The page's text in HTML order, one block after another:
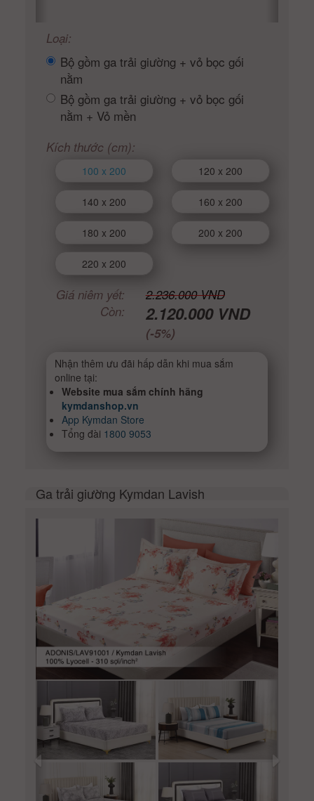
Loại:
Bộ gồm ga trải giường + vỏ bọc gối
nằm
Bộ gồm ga trải giường + vỏ bọc gối
nằm + Vỏ mền
Kích thước (cm):
100 x 200 120 x 200
140 x 200 160 x 200
180 x 200 200 x 200
220 x 200
Giá niêm yết:
2.236.000 VND
Còn:
2.120.000 VND
(-5%)
Nhận thêm ưu đãi hấp dẫn khi mua sắm
online tại:
Website mua sắm chính hãng
kymdanshop.vn
App Kymdan Store
Tổng đài 1800 9053
Ga trải giường Kymdan Lavish